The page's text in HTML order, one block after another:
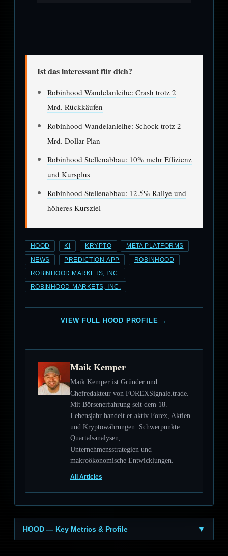
Ist das interessant für dich?
Robinhood Wandelanleihe: Crash trotz 2
Mrd. Rückkäufen
Robinhood Wandelanleihe: Schock trotz 2
Mrd. Dollar Plan
Robinhood Stellenabbau: 10% mehr Effizienz
und Kursplus
Robinhood Stellenabbau: 12.5% Rallye und
höheres Kursziel
HOOD KI KRYPTO META PLATFORMS
NEWS PREDICTION-APP ROBINHOOD
ROBINHOOD MARKETS, INC.
ROBINHOOD-MARKETS,-INC.
VIEW FULL HOOD PROFILE →
Maik Kemper
Maik Kemper ist Gründer und
Chefredakteur von FOREXSignale.trade.
Mit Börsenerfahrung seit dem 18.
Lebensjahr handelt er aktiv Forex, Aktien
und Kryptowährungen. Schwerpunkte:
Quartalsanalysen,
Unternehmensstrategien und
makroökonomische Entwicklungen.
All Articles
HOOD — Key Metrics & Profile ▼